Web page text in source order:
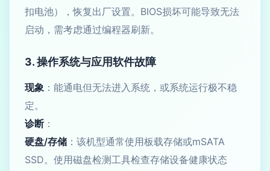
扣电池），恢复出厂设置。BIOS损坏可能导致无法
启动，需考虑通过编程器刷新。
3. 操作系统与应用软件故障
现象 ：能通电但无法进入系统，或系统运行极不稳
定。
诊断 ：
硬盘/存储 ：该机型通常使用板载存储或mSATA
SSD。使用磁盘检测工具检查存储设备健康状态